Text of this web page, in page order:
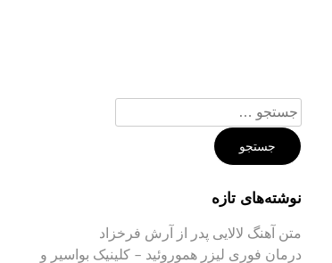
جستجو
برای:
نوشته‌های تازه
متن آهنگ لالایی پدر از آرش فرخزاد
درمان فوری لیزر هموروئید – کلینیک بواسیر و